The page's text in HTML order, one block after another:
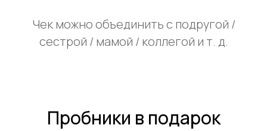
Чек можно объединить с подругой /
сестрой / мамой / коллегой и т. д.
Пробники в подарок